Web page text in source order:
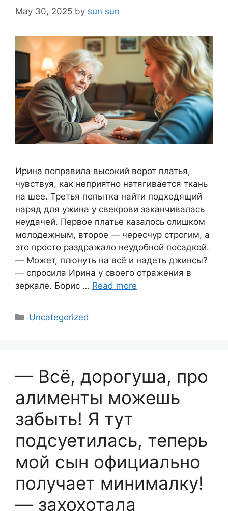
May 30, 2025 by sun sun
Ирина поправила высокий ворот платья,
чувствуя, как неприятно натягивается ткань
на шее. Третья попытка найти подходящий
наряд для ужина у свекрови заканчивалась
неудачей. Первое платье казалось слишком
молодежным, второе — чересчур строгим, а
это просто раздражало неудобной посадкой.
— Может, плюнуть на всё и надеть джинсы?
— спросила Ирина у своего отражения в
зеркале. Борис … Read more
Categories
Uncategorized
— Всё, дорогуша, про
алименты можешь
забыть! Я тут
подсуетилась, теперь
мой сын официально
получает минималку!
— захохотала